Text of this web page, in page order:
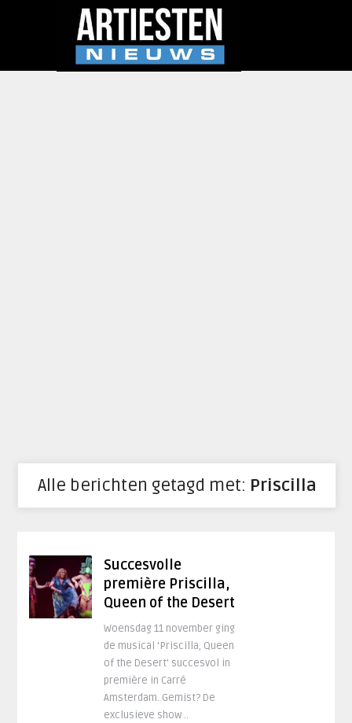
Alle berichten getagd met: Priscilla
Succesvolle
première Priscilla,
Queen of the Desert
Woensdag 11 november ging
de musical ‘Priscilla, Queen
of the Desert’ succesvol in
première in Carré
Amsterdam. Gemist? De
exclusieve show ..